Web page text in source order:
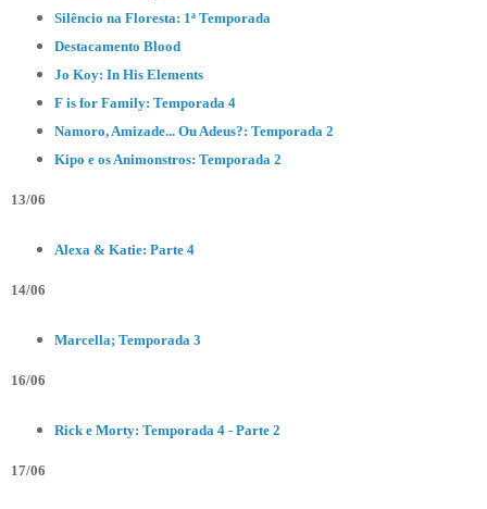
Silêncio na Floresta: 1ª Temporada
Destacamento Blood
Jo Koy: In His Elements
F is for Family: Temporada 4
Namoro, Amizade... Ou Adeus?: Temporada 2
Kipo e os Animonstros: Temporada 2
13/06
Alexa & Katie: Parte 4
14/06
Marcella; Temporada 3
16/06
Rick e Morty: Temporada 4 - Parte 2
17/06